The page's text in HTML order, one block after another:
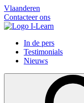
Vlaanderen
Contacteer ons
In de pers
Testimonials
Nieuws